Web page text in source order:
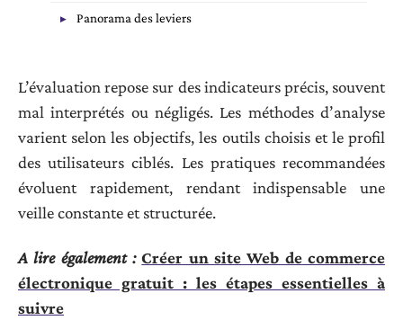
Panorama des leviers
L’évaluation repose sur des indicateurs précis, souvent
mal interprétés ou négligés. Les méthodes d’analyse
varient selon les objectifs, les outils choisis et le profil
des utilisateurs ciblés. Les pratiques recommandées
évoluent rapidement, rendant indispensable une
veille constante et structurée.
A lire également : Créer un site Web de commerce
électronique gratuit : les étapes essentielles à
suivre